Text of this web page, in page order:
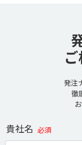
発注
徹
貴社名 必須